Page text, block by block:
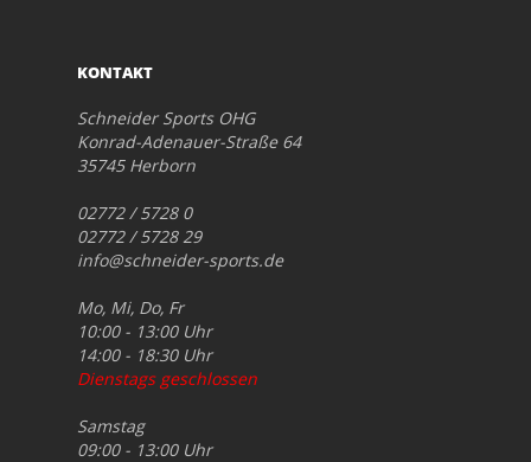
KONTAKT
Schneider Sports OHG
Konrad-Adenauer-Straße 64
35745 Herborn
02772 / 5728 0
02772 / 5728 29
info@schneider-sports.de
Mo, Mi, Do, Fr
10:00 - 13:00 Uhr
14:00 - 18:30 Uhr
Dienstags geschlossen
Samstag
09:00 - 13:00 Uhr